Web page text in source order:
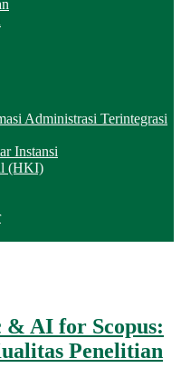
Administrasi Terintegrasi
Instansi
(HKI)
AI for Scopus:
Penelitian